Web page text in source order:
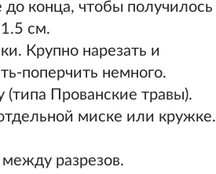
конца, чтобы получилось
см.
Крупно нарезать и
поперчить немного.
Прованские травы).
миске или кружке.
разрезов.